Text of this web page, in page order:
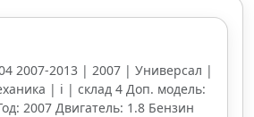
2007-2013 | 2007 | Универсал |
| i | склад 4 Доп. модель:
2007 Двигатель: 1.8 Бензин